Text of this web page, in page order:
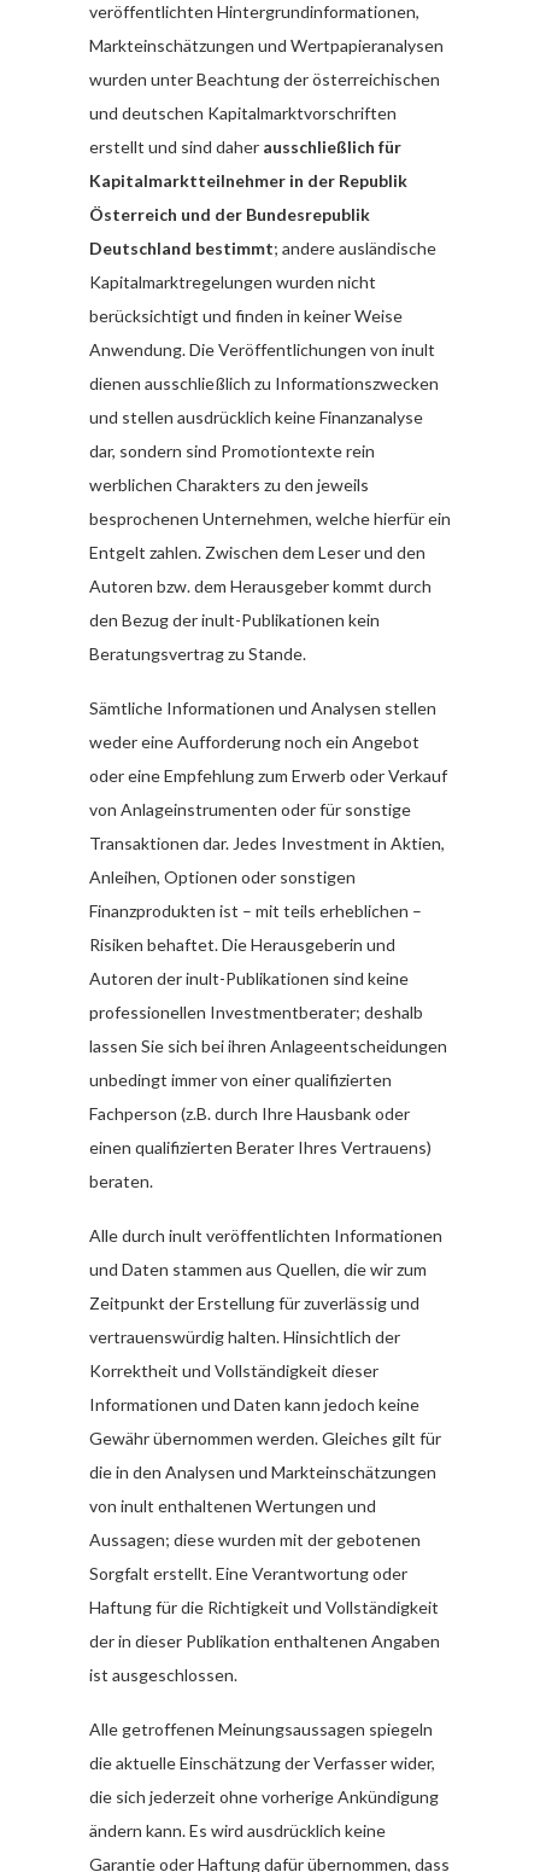
veröffentlichten Hintergrundinformationen,
Markteinschätzungen und Wertpapieranalysen
wurden unter Beachtung der österreichischen
und deutschen Kapitalmarktvorschriften
erstellt und sind daher ausschließlich für
Kapitalmarktteilnehmer in der Republik
Österreich und der Bundesrepublik
Deutschland bestimmt; andere ausländische
Kapitalmarktregelungen wurden nicht
berücksichtigt und finden in keiner Weise
Anwendung. Die Veröffentlichungen von inult
dienen ausschließlich zu Informationszwecken
und stellen ausdrücklich keine Finanzanalyse
dar, sondern sind Promotiontexte rein
werblichen Charakters zu den jeweils
besprochenen Unternehmen, welche hierfür ein
Entgelt zahlen. Zwischen dem Leser und den
Autoren bzw. dem Herausgeber kommt durch
den Bezug der inult-Publikationen kein
Beratungsvertrag zu Stande.
Sämtliche Informationen und Analysen stellen
weder eine Aufforderung noch ein Angebot
oder eine Empfehlung zum Erwerb oder Verkauf
von Anlageinstrumenten oder für sonstige
Transaktionen dar. Jedes Investment in Aktien,
Anleihen, Optionen oder sonstigen
Finanzprodukten ist – mit teils erheblichen –
Risiken behaftet. Die Herausgeberin und
Autoren der inult-Publikationen sind keine
professionellen Investmentberater; deshalb
lassen Sie sich bei ihren Anlageentscheidungen
unbedingt immer von einer qualifizierten
Fachperson (z.B. durch Ihre Hausbank oder
einen qualifizierten Berater Ihres Vertrauens)
beraten.
Alle durch inult veröffentlichten Informationen
und Daten stammen aus Quellen, die wir zum
Zeitpunkt der Erstellung für zuverlässig und
vertrauenswürdig halten. Hinsichtlich der
Korrektheit und Vollständigkeit dieser
Informationen und Daten kann jedoch keine
Gewähr übernommen werden. Gleiches gilt für
die in den Analysen und Markteinschätzungen
von inult enthaltenen Wertungen und
Aussagen; diese wurden mit der gebotenen
Sorgfalt erstellt. Eine Verantwortung oder
Haftung für die Richtigkeit und Vollständigkeit
der in dieser Publikation enthaltenen Angaben
ist ausgeschlossen.
Alle getroffenen Meinungsaussagen spiegeln
die aktuelle Einschätzung der Verfasser wider,
die sich jederzeit ohne vorherige Ankündigung
ändern kann. Es wird ausdrücklich keine
Garantie oder Haftung dafür übernommen, dass